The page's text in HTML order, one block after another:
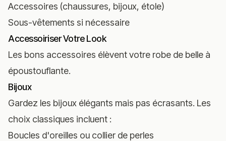
Accessoires (chaussures, bijoux, étole)
Sous-vêtements si nécessaire
Accessoiriser Votre Look
Les bons accessoires élèvent votre robe de belle à
époustouflante.
Bijoux
Gardez les bijoux élégants mais pas écrasants. Les
choix classiques incluent :
Boucles d'oreilles ou collier de perles